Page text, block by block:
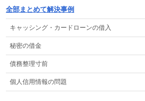
全部まとめて解決事例
キャッシング ・ カードローンの借入
秘密の借金
債務整理寸前
個人信用情報の問題